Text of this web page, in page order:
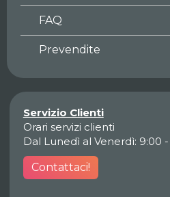
FAQ
Prevendite
Servizio Clienti
Orari servizi clienti
Dal Lunedì al Venerdì: 9:00 -
Contattaci!